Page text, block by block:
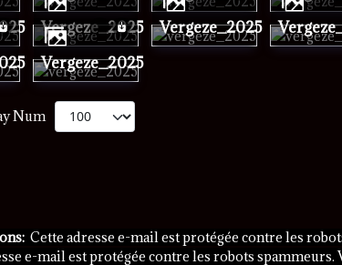
vergeze_2025 vergeze_2025
vergeze_2025
Num
Cette adresse e-mail est protégée contre les
e-mail est protégée contre les robots